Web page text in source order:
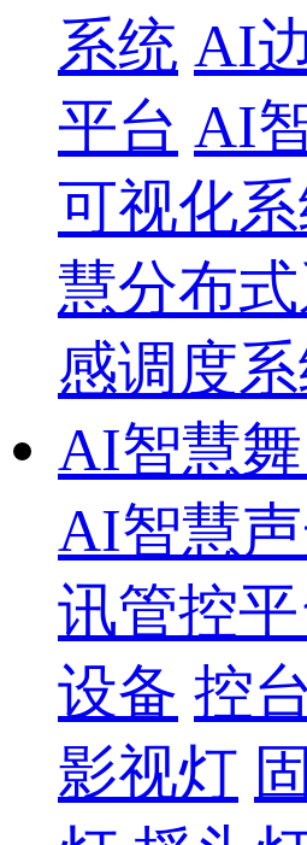
系统 AI
平台 AI
可视化
慧分布
感调度
AI智慧
AI智慧
讯管控
设备 控台
影视灯